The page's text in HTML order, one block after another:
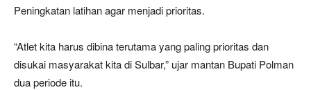
Peningkatan latihan agar menjadi prioritas.
“Atlet kita harus dibina terutama yang paling prioritas dan
disukai masyarakat kita di Sulbar,” ujar mantan Bupati Polman
dua periode itu.